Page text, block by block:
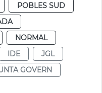
POBLES SUD
NORMAL
IDE
JGL
GOVERN